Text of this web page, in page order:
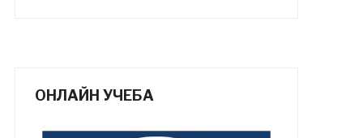
ОНЛАЙН УЧЕБА